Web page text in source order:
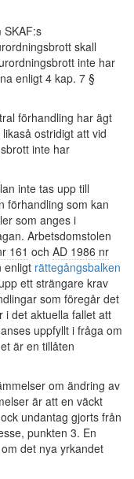
SKAF:s
skall
inte har
enligt 4 kap. 7 §
förhandling har ägt
ostridigt att vid
inte har
inte tas upp till
förhandling som kan
som anges i
Arbetsdomstolen
161 och AD 1986 nr
enligt rättegångsbalken
ett strängare krav
som föregår det
i det aktuella fallet att
uppfyllt i fråga om
är en tillåten
om ändring av
är att en väckt
undantag gjorts från
punkten 3. En
det nya yrkandet